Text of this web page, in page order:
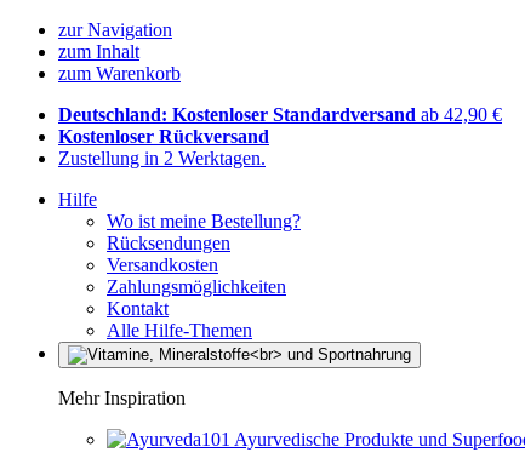
zur Navigation
zum Inhalt
zum Warenkorb
Deutschland: Kostenloser Standardversand ab 42,90 €
Kostenloser Rückversand
Zustellung in 2 Werktagen.
Hilfe
Wo ist meine Bestellung?
Rücksendungen
Versandkosten
Zahlungsmöglichkeiten
Kontakt
Alle Hilfe-Themen
Mehr Inspiration
Ayurvedische Produkte und